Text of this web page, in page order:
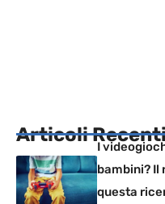
Articoli
I
bambini? Il
questa